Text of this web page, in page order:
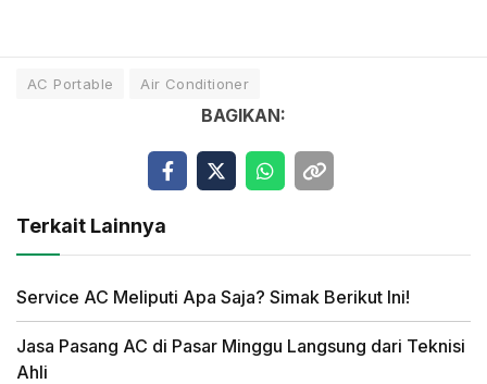
AC Portable Air Conditioner
BAGIKAN:
Terkait Lainnya
Service AC Meliputi Apa Saja? Simak Berikut Ini!
Jasa Pasang AC di Pasar Minggu Langsung dari Teknisi
Ahli